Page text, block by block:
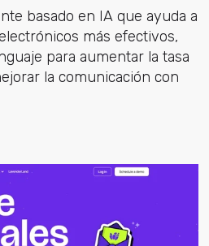
basado en IA que ayuda a
más efectivos,
para aumentar la tasa
la comunicación con